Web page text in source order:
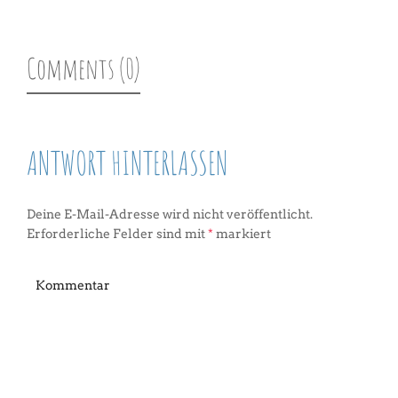
Comments (0)
ANTWORT HINTERLASSEN
Deine E-Mail-Adresse wird nicht veröffentlicht.
Erforderliche Felder sind mit* markiert